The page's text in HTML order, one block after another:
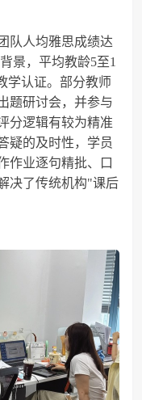
队人均雅思成绩达
景，平均教龄5至1
学认证。部分教师
题研讨会，并参与
分逻辑有较为精准
疑的及时性，学员
作业逐句精批、口
决了传统机构"课后